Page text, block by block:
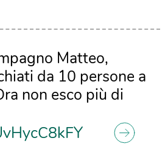
Matteo,
da 10 persone a
non esco più di